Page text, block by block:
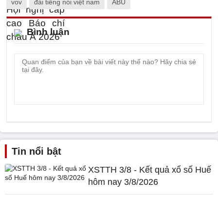
vov đài tiếng nói việt nam ABU
Bình luận
Tin nổi bật
XSTTH 3/8 - Kết quả xổ số Huế
hôm nay 3/8/2026